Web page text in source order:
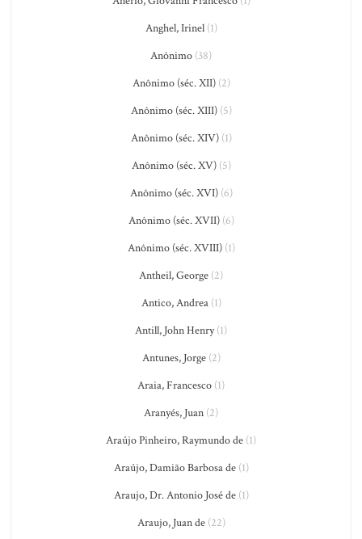
Anghel, Irinel(1)
Anônimo (38)
Anônimo (séc. XII)(2)
Anônimo (séc. XIII)(5)
Anônimo (séc. XIV)(1)
Anônimo (séc. XV)(5)
Anônimo (séc. XVI)(6)
Anônimo (séc. XVII)(6)
Anônimo (séc. XVIII)(1)
Antheil, George (2)
Antico, Andrea(1)
Antill, John Henry(1)
Antunes, Jorge(2)
Araia, Francesco (1)
Aranyés, Juan (2)
Araújo Pinheiro, Raymundo de (1)
Araújo, Damião Barbosa de(1)
Araujo, Dr. Antonio José de(1)
Araujo, Juan de(22)